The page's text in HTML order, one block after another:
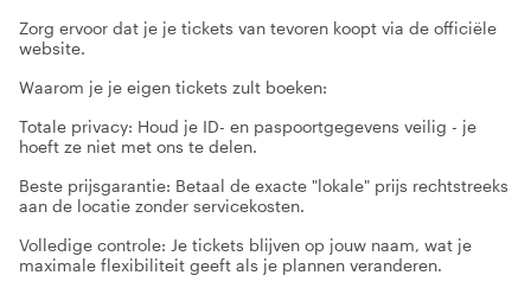
Zorg ervoor dat je je tickets van tevoren koopt via de officiële
website.
Waarom je je eigen tickets zult boeken:
Totale privacy: Houd je ID- en paspoortgegevens veilig - je
hoeft ze niet met ons te delen.
Beste prijsgarantie: Betaal de exacte "lokale" prijs rechtstreeks
aan de locatie zonder servicekosten.
Volledige controle: Je tickets blijven op jouw naam, wat je
maximale flexibiliteit geeft als je plannen veranderen.